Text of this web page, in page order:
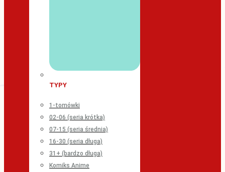
TYPY
1-tomówki
02-06 (seria krótka)
07-15 (seria średnia)
16-30 (seria długa)
31+ (bardzo długa)
Komiks Anime